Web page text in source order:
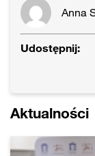
Anna
Udostępnij:
Aktualności